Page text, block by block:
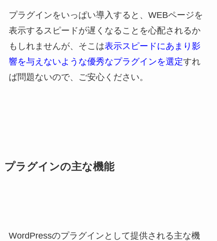
プラグインをいっぱい導入すると、WEBページを
表示するスピードが遅くなることを心配されるか
もしれませんが、そこは表示スピードにあまり影
響を与えないような優秀なプラグインを選定すれ
ば問題ないので、ご安心ください。
プラグインの主な機能
WordPressのプラグインとして提供される主な機